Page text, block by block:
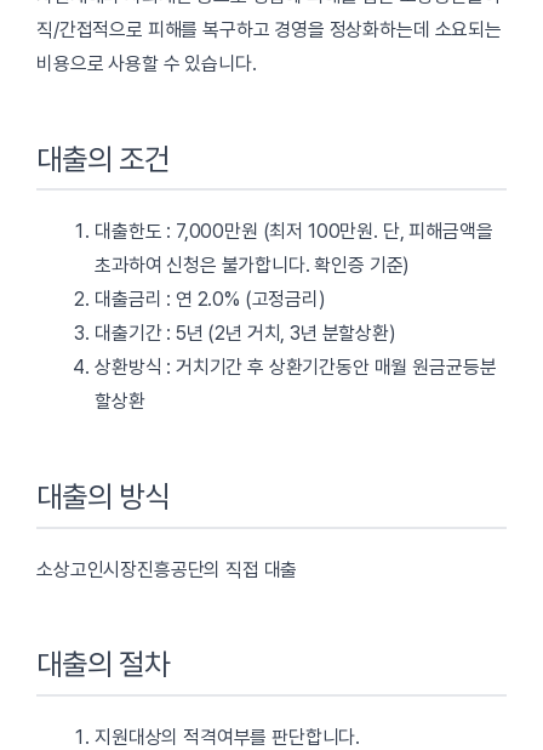
직/간접적으로 피해를 복구하고 경영을 정상화하는데 소요되는
비용으로 사용할 수 있습니다.
대출의 조건
대출한도 : 7,000만원 (최저 100만원. 단, 피해금액을
초과하여 신청은 불가합니다. 확인증 기준)
대출금리 : 연 2.0% (고정금리)
대출기간 : 5년 (2년 거치, 3년 분할상환)
상환방식 : 거치기간 후 상환기간동안 매월 원금균등분
할상환
대출의 방식
소상고인시장진흥공단의 직접 대출
대출의 절차
지원대상의 적격여부를 판단합니다.